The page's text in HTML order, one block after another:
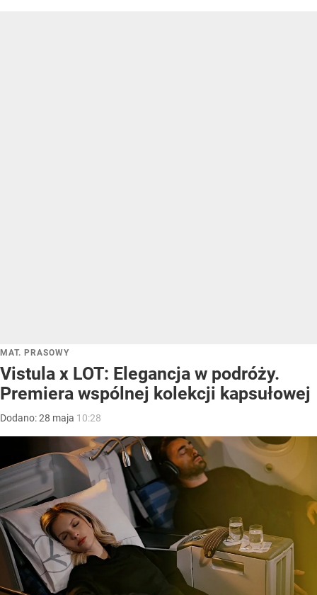
MAT. PRASOWY
Vistula x LOT: Elegancja w podróży.
Premiera wspólnej kolekcji kapsułowej
Dodano:28 maja 10:28